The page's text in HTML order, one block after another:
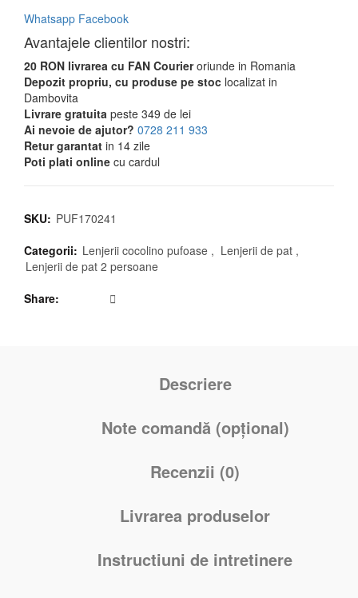
Whatsapp Facebook
Avantajele clientilor nostri:
20 RON livrarea cu FAN Courieroriunde in Romania
Depozit propriu, cu produse pe stoc localizat in
Dambovita
Livrare gratuita peste 349 de lei
Ai nevoie de ajutor? 0728 211 933
Retur garantat in 14 zile
Poti plati online cu cardul
SKU: PUF170241
Categorii: Lenjerii cocolino pufoase , Lenjerii de pat ,
Lenjerii de pat 2 persoane
Share
Descriere
Note comandă (opțional)
Recenzii (0)
Livrarea produselor
Instructiuni de intretinere